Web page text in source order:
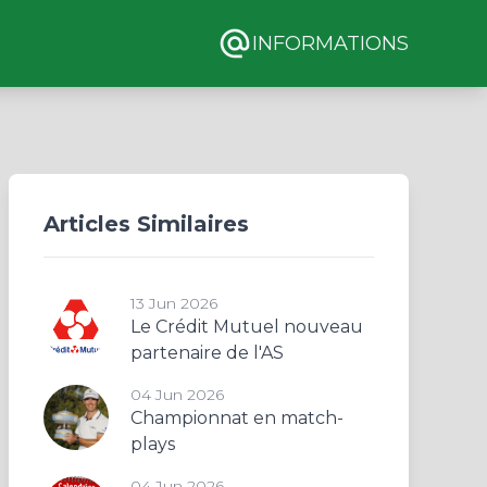
INFORMATIONS
Articles Similaires
13 Jun 2026
Le Crédit Mutuel nouveau
partenaire de l'AS
04 Jun 2026
Championnat en match-
plays